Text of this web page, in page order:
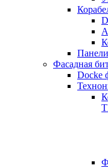
Фасадная
Docke